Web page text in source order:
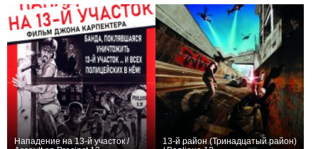
Нападение на 13-й участок /
13-й район (Тринадцатый район)